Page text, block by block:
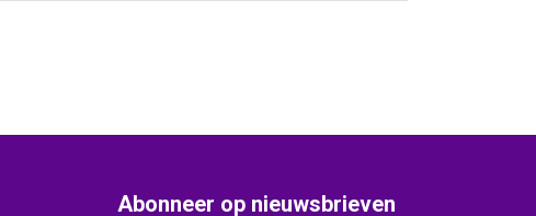
Abonneer op nieuwsbrieven